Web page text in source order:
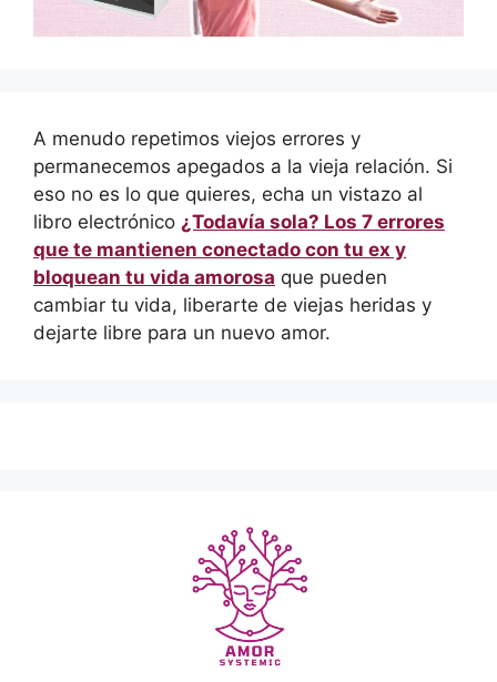
A menudo repetimos viejos errores y
permanecemos apegados a la vieja relación. Si
eso no es lo que quieres, echa un vistazo al
libro electrónico ¿Todavía sola? Los 7 errores
que te mantienen conectado con tu ex y
bloquean tu vida amorosa que pueden
cambiar tu vida, liberarte de viejas heridas y
dejarte libre para un nuevo amor.